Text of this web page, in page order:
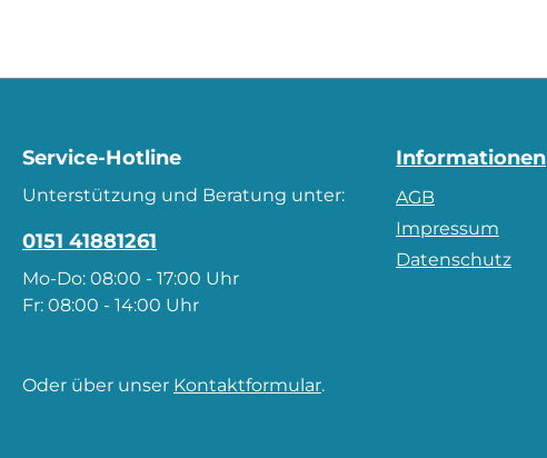
Service-Hotline
Unterstützung und Beratung unter:
0151 41881261
Mo-Do: 08:00 - 17:00 Uhr
Fr: 08:00 - 14:00 Uhr
Oder über unser Kontaktformular.
Informationen
AGB
Impressum
Datenschutz